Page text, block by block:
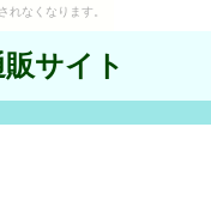
れなくなります。
サイト